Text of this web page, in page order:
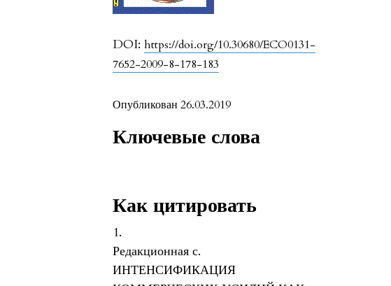
DOI:https://doi.org/10.30680/ECO0131-
7652-2009-8-178-183
Опубликован 26.03.2019
Ключевые слова
Как цитировать
1.
Редакционная с.
ИНТЕНСИФИКАЦИЯ